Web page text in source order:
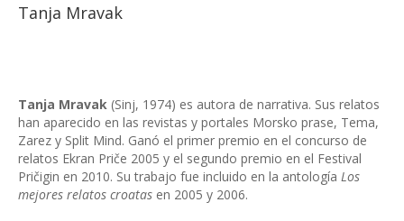
Tanja Mravak
Tanja Mravak (Sinj, 1974) es autora de narrativa. Sus relatos
han aparecido en las revistas y portales Morsko prase, Tema,
Zarez y Split Mind. Ganó el primer premio en el concurso de
relatos Ekran Priče 2005 y el segundo premio en el Festival
Pričigin en 2010. Su trabajo fue incluido en la antología Los
mejores relatos croatas en 2005 y 2006.